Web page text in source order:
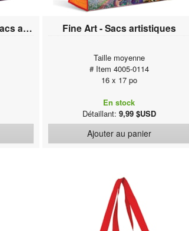
Canadian Vintage Art - Sacs artistiques Fine Art - Sacs artistiques
Taille moyenne
# Item 4005-0114
16 x 17 po
En stock
Détaillant: 9,99 $USD
Ajouter au panier